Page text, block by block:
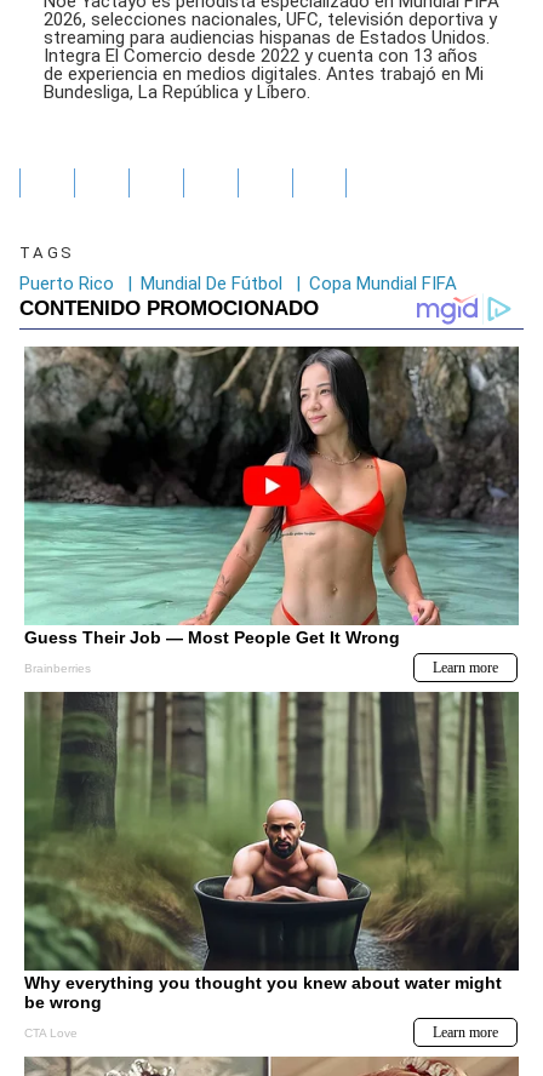
2026, selecciones nacionales, UFC, televisión deportiva y
streaming para audiencias hispanas de Estados Unidos.
Integra El Comercio desde 2022 y cuenta con 13 años
de experiencia en medios digitales. Antes trabajó en Mi
Bundesliga, La República y Líbero.
TAGS
Puerto Rico | Mundial De Fútbol | Copa Mundial FIFA